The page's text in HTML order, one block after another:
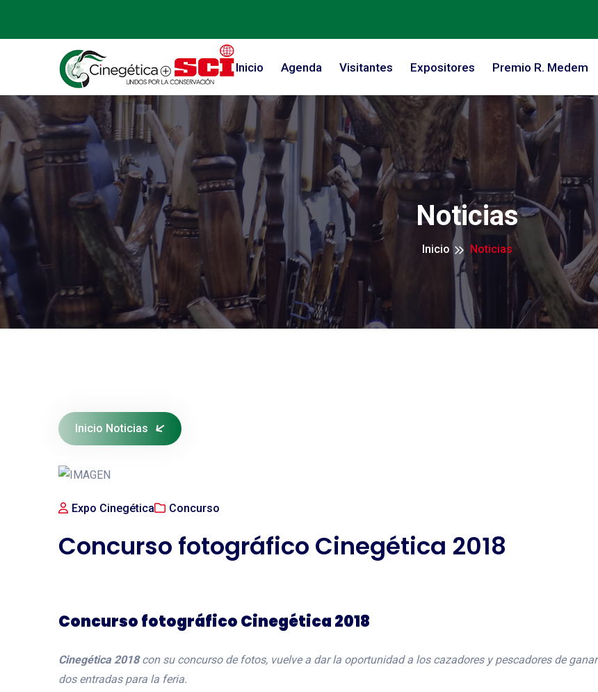
Inicio Agenda Visitantes Expositores Premio R. Medem
Noticias
Inicio Noticias
Inicio Noticias
Expo Cinegética Concurso
Concurso fotográfico Cinegética 2018
Concurso fotográfico Cinegética 2018
Cinegética 2018con su concurso de fotos, vuelve a dar la oportunidad a los cazadores y pescadores de ganar
dos entradas para la feria.